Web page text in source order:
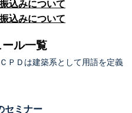
込みについて
込みについて
ル一覧
ＰＤは建築系として用語を定義
セミナー